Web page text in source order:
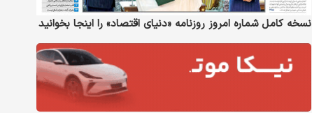
نسخه کامل شماره امروز روزنامه «دنیای‌ اقتصاد» را اینجا بخوانید